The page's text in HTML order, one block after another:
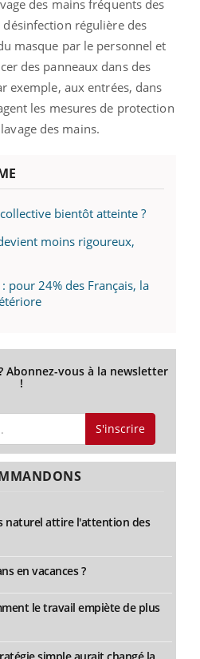
des mains fréquents des
régulière des
masque par le personnel et
des panneaux dans des
exemple, aux entrées, dans
les mesures de protection
des mains.
bientôt atteinte ?
moins rigoureux,
pour 24% des Français, la
Abonnez-vous à la newsletter
!
S'inscrire
naturel attire l'attention des
en vacances ?
le travail empiète de plus